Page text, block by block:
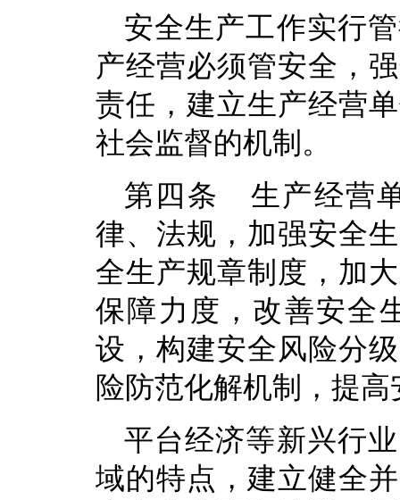
安全生产工作实行
产经营必须管安全，
责任，建立生产经营
社会监督的机制。
第四条 生产经营
律、法规，加强安全
全生产规章制度，加
保障力度，改善安全
设，构建安全风险分
险防范化解机制，提
平台经济等新兴行
域的特点，建立健全